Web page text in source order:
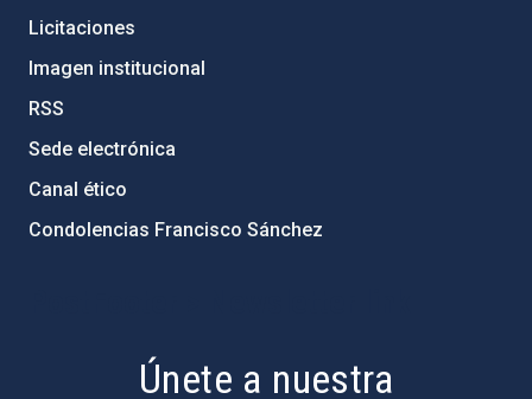
Licitaciones
Imagen institucional
RSS
Sede electrónica
Canal ético
Condolencias Francisco Sánchez
Únete a nuestra